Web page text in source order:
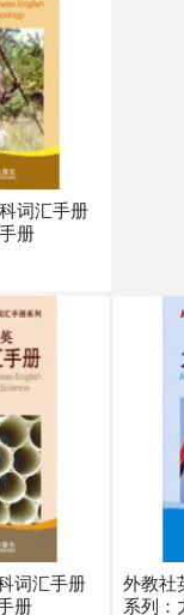
词汇手册
册
词汇手册
册
外教社
系列：